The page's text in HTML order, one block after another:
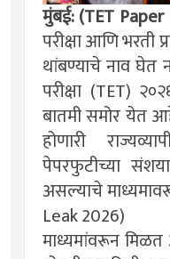
मुंबई: (TET
परीक्षा आणि भरती
थांबण्याचे नाव घेत
परीक्षा (TET)
बातमी समोर येत
होणारी
पेपरफुटीच्या
असल्याचे
Leak 2026)
माध्यमांवरून मिळत